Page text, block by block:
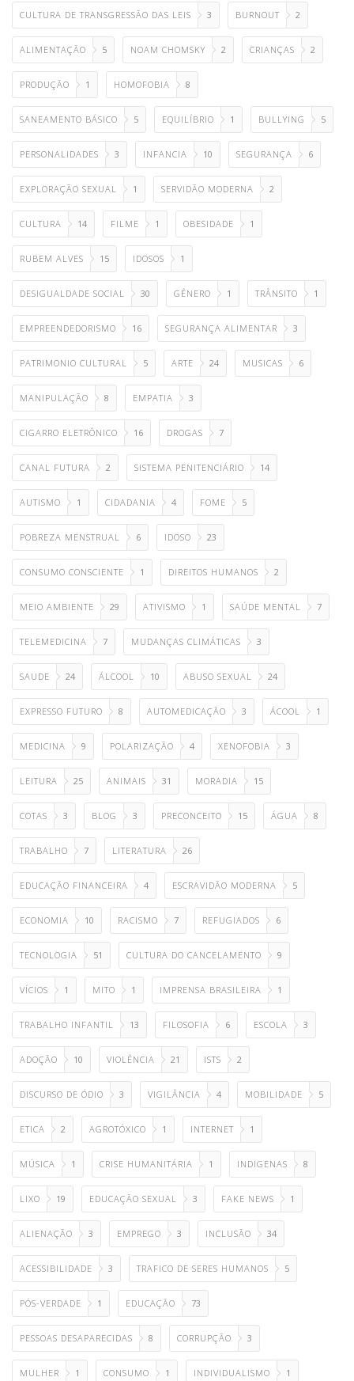
CULTURA DE TRANSGRESSÃO DAS LEIS 3 BURNOUT 2
ALIMENTAÇÃO 5 NOAM CHOMSKY 2 CRIANÇAS 2
PRODUÇÃO 1 HOMOFOBIA 8
SANEAMENTO BÁSICO 5 EQUILÍBRIO 1 BULLYING 5
PERSONALIDADES 3 INFANCIA 10 SEGURANÇA 6
EXPLORAÇÃO SEXUAL 1 SERVIDÃO MODERNA 2
CULTURA 14 FILME 1 OBESIDADE 1
RUBEM ALVES 15 IDOSOS 1
DESIGUALDADE SOCIAL 30 GÊNERO 1 TRÂNSITO 1
EMPREENDEDORISMO 16 SEGURANÇA ALIMENTAR 3
PATRIMONIO CULTURAL 5 ARTE 24 MUSICAS 6
MANIPULAÇÃO 8 EMPATIA 3
CIGARRO ELETRÔNICO 16 DROGAS 7
CANAL FUTURA 2 SISTEMA PENITENCIÁRIO 14
AUTISMO 1 CIDADANIA 4 FOME 5
POBREZA MENSTRUAL 6 IDOSO 23
CONSUMO CONSCIENTE 1 DIREITOS HUMANOS 2
MEIO AMBIENTE 29 ATIVISMO 1 SAÚDE MENTAL 7
TELEMEDICINA 7 MUDANÇAS CLIMÁTICAS 3
SAUDE 24 ÁLCOOL 10 ABUSO SEXUAL 24
EXPRESSO FUTURO 8 AUTOMEDICAÇÃO 3 ÁCOOL 1
MEDICINA 9 POLARIZAÇÃO 4 XENOFOBIA 3
LEITURA 25 ANIMAIS 31 MORADIA 15
COTAS 3 BLOG 3 PRECONCEITO 15 ÁGUA 8
TRABALHO 7 LITERATURA 26
EDUCAÇÃO FINANCEIRA 4 ESCRAVIDÃO MODERNA 5
ECONOMIA 10 RACISMO 7 REFUGIADOS 6
TECNOLOGIA 51 CULTURA DO CANCELAMENTO 9
VÍCIOS 1 MITO 1 IMPRENSA BRASILEIRA 1
TRABALHO INFANTIL 13 FILOSOFIA 6 ESCOLA 3
ADOÇÃO 10 VIOLÊNCIA 21 ISTS 2
DISCURSO DE ÓDIO 3 VIGILÂNCIA 4 MOBILIDADE 5
ETICA 2 AGROTÓXICO 1 INTERNET 1
MÚSICA 1 CRISE HUMANITÁRIA 1 INDIGENAS 8
LIXO 19 EDUCAÇÃO SEXUAL 3 FAKE NEWS 1
ALIENAÇÃO 3 EMPREGO 3 INCLUSÃO 34
ACESSIBILIDADE 3 TRAFICO DE SERES HUMANOS 5
PÓS-VERDADE 1 EDUCAÇÃO 73
PESSOAS DESAPARECIDAS 8 CORRUPÇÃO 3
MULHER 1 CONSUMO 1 INDIVIDUALISMO 1